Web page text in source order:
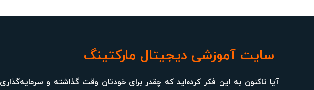
سایت آموزشی دیجیتال مارکتینگ
آیا تاکنون به این فکر کرده‌اید که چقدر برای خودتان وقت گذاشته و سرمایه‌گذاری